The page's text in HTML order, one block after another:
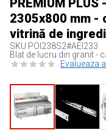
PREMIUM
2305x800 mm -
vitrină de
SKU POI238S2#AEI233
Blat de lucru din granit -
Evalueaza